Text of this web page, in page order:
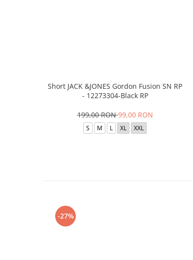
Short JACK &JONES Gordon Fusion SN RP
- 12273304-Black RP
199,00 RON99,00 RON
S M L XL XXL
-27%